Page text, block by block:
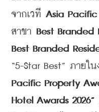
จากเวที Asia Pacific
สาขา Best Branded
Best Branded
“5-Star Best” ภายใ
Pacific Property
Hotel Awards 2026”